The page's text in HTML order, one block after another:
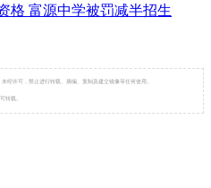
格 富源中学被罚减半招生
经许可，禁止进行转载、摘编、复制及建立镜像等任何使用。
转载。